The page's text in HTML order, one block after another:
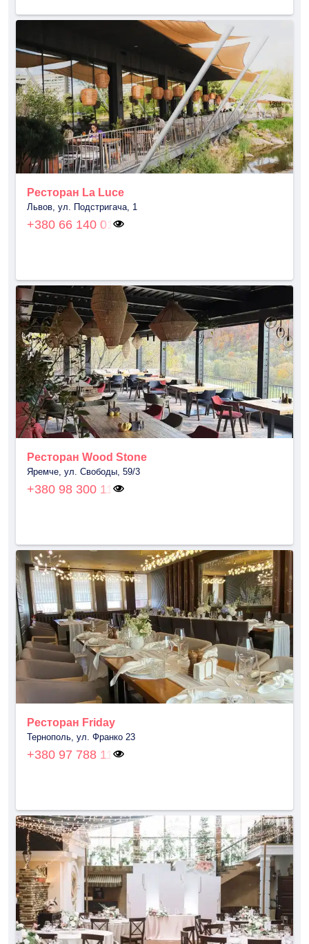
Ресторан La Luce
Львов, ул. Подстригача, 1
+380 66 140 01
Ресторан Wood Stone
Яремче, ул. Свободы, 59/3
+380 98 300 11
Ресторан Friday
Тернополь, ул. Франко 23
+380 97 788 11